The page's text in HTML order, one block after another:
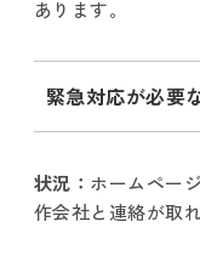
あります。
緊急対応が必要
状況： ホームペー
作会社と連絡が取